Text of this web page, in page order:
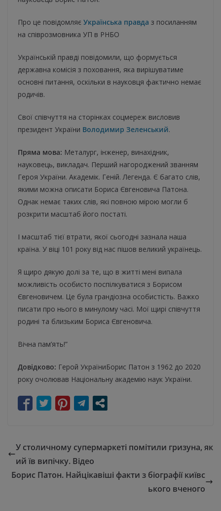
Про це повідомляє Українська правда з посиланням
на співрозмовника УП в РНБО
Українській правді повідомили, що формується
державна комісія з поховання, яка вирішуватиме
основні питання, оскільки в науковця фактично немає
родичів.
Свої співчуття на сторінках соцмереж висловив
президент України Володимир Зеленський.
Пряма мова: Металург, інженер, винахідник,
науковець, викладач. Перший нагороджений званням
Героя України. Академік. Геній. Легенда. Є багато слів,
якими можна описати Бориса Євгеновича Патона.
Однак немає таких слів, які повною мірою могли б
розкрити масштаб його постаті.
І масштаб тієї втрати, якої сьогодні зазнала наша
країна. У віці 101 року від нас пішов великий українець.
Я щиро дякую долі за те, що в житті мені випала
можливість особисто поспілкуватися з Борисом
Євгеновичем. Це була грандіозна особистість. Важко
писати про нього в минулому часі. Мої щирі співчуття
родині та близьким Бориса Євгеновича.
Вічна пам’ять!”
Довідково: Герой УкраїниБорис Патон з 1962 до 2020
року очолював Національну академію наук України.
У столичному супермаркеті помітили гризуна, як
ий їв випічку. Відео
Борис Патон. Найцікавіші факти з біографії київс
ького вченого